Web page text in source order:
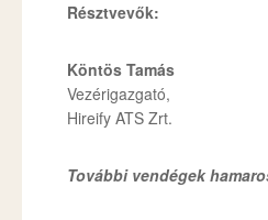
Résztvevők:
Köntös Tamás
Vezérigazgató,
Hireify ATS Zrt.
További vendégek